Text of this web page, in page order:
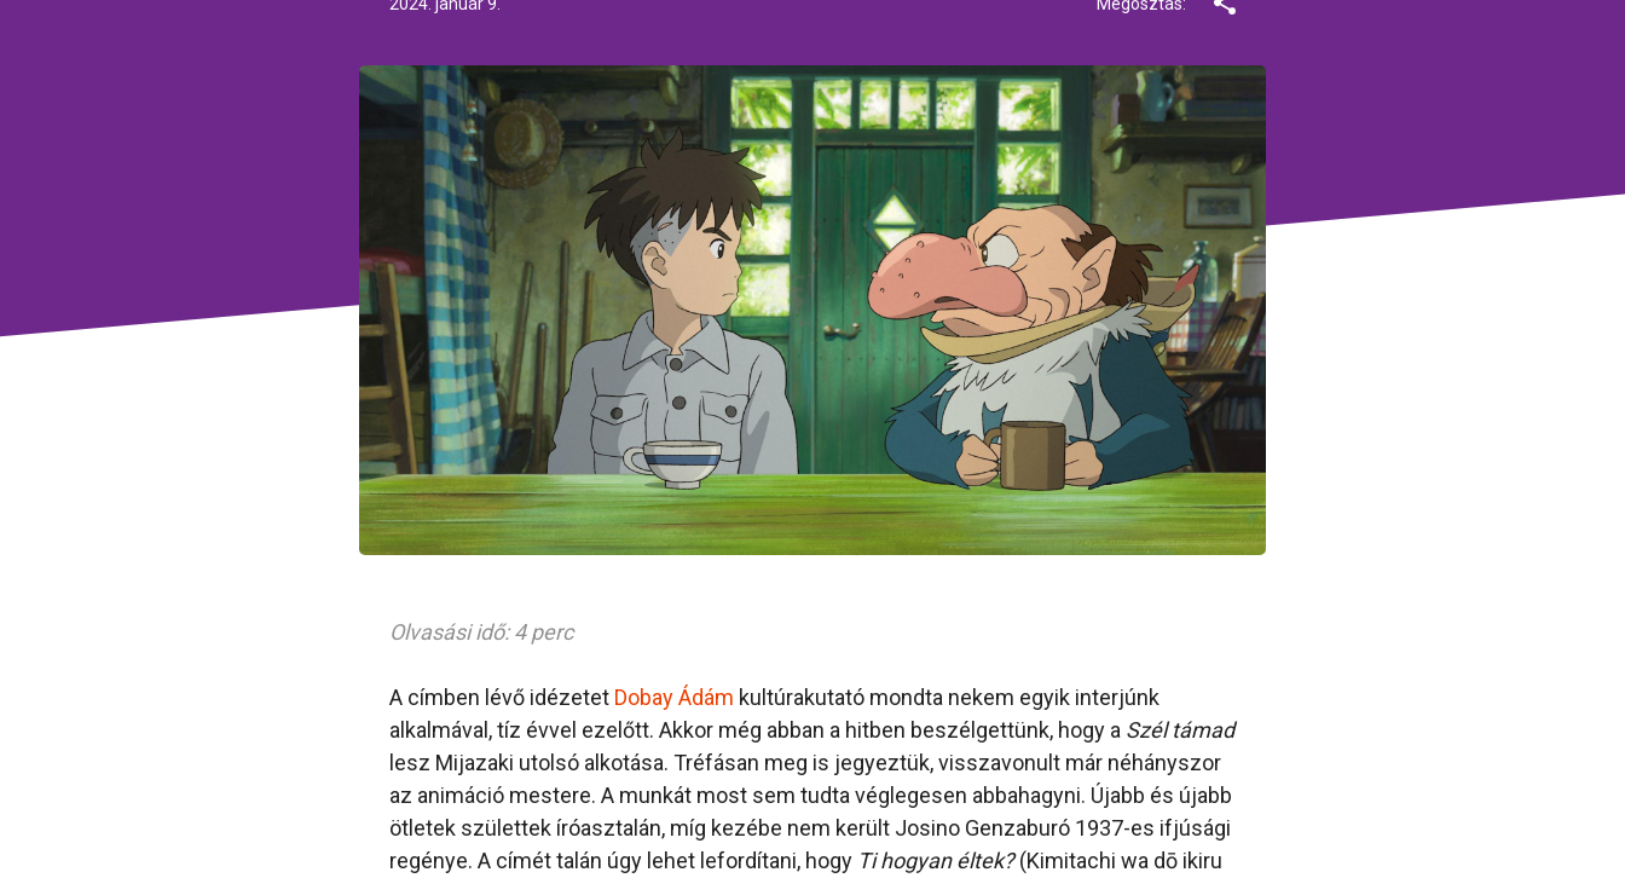
Olvasási idő: 4 perc
A címben lévő idézetet Dobay Ádám kultúrakutató mondta nekem egyik interjúnk
alkalmával, tíz évvel ezelőtt. Akkor még abban a hitben beszélgettünk, hogy a Szél támad
lesz Mijazaki utolsó alkotása. Tréfásan meg is jegyeztük, visszavonult már néhányszor
az animáció mestere. A munkát most sem tudta véglegesen abbahagyni. Újabb és újabb
ötletek születtek íróasztalán, míg kezébe nem került Josino Genzaburó 1937-es ifjúsági
regénye. A címét talán úgy lehet lefordítani, hogy Ti hogyan éltek?(Kimitachi wa dō ikiru